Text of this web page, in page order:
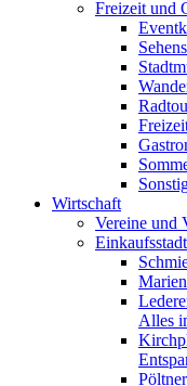
Freizeit und
Wirtschaft
Vereine und
Alles